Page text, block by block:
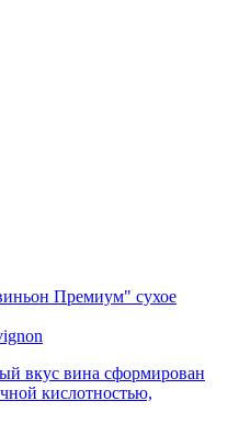
Премиум" сухое
вкус вина сформирован
кислотностью,